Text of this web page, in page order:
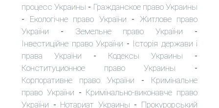
процесс Украины - Гражданское право Украины
- Екологічне право України - Житлове право
України - Земельне право України -
Інвестиційне право України - Історія держави і
права України - Кодексы Украины -
Конституционное право Украины -
Корпоративне право України - Кримінальне
право України - Кримінально-виконавче право
України - Нотариат Украины - Прокурорський